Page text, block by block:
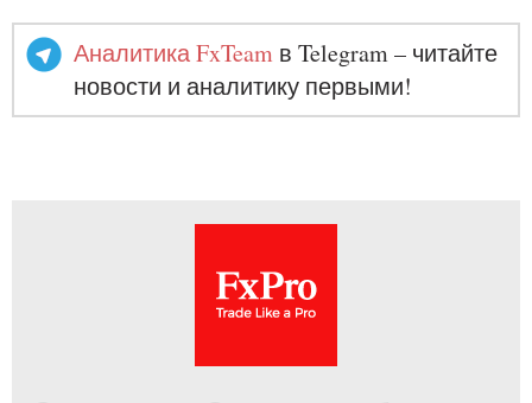
Аналитика FxTeam в Telegram – читайте
новости и аналитику первыми!